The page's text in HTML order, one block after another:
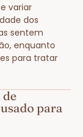
variar
dos
sentem
enquanto
para tratar
de
para